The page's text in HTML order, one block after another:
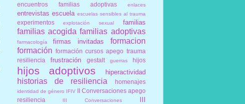
encuentros familias adoptivas
enlaces
entrevistas escuela escuelas sensibles al trauma
experimentos explotación sexual familias
familias acogida familias adoptivas
farmacología firmas invitadas
formacion
formación formación cursos apego trauma
resiliencia
frustración gestalt guerras hijos
hijos adoptivos hiperactividad
historias de resiliencia homenajes
identidad de género IFIV II Conversaciones apego
resiliencia
III Conversaciones
III